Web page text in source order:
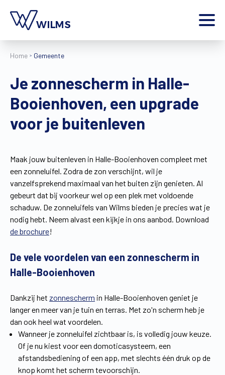
Gratis brochure
Home
Inspiratie
Tools
Extra
Jobs
Wilms World
NL
Home Gemeente
Je zonnescherm in Halle-
Booienhoven, een upgrade
voor je buitenleven
Maak jouw buitenleven in Halle-Booienhoven compleet met
een zonneluifel. Zodra de zon verschijnt, wil je
vanzelfsprekend maximaal van het buiten zijn genieten. Al
gebeurt dat bij voorkeur wel op een plek met voldoende
schaduw. De zonneluifels van Wilms bieden je precies wat je
nodig hebt. Neem alvast een kijkje in ons aanbod. Download
de brochure!
De vele voordelen van een zonnescherm in
Halle-Booienhoven
Dankzij het zonnescherm in Halle-Booienhoven geniet je
langer en meer van je tuin en terras. Met zo'n scherm heb je
dan ook heel wat voordelen.
Wanneer je zonneluifel zichtbaar is, is volledig jouw keuze.
Of je nu kiest voor een domoticasysteem, een
afstandsbediening of een app, met slechts één druk op de
knop komt het scherm tevoorschijn.